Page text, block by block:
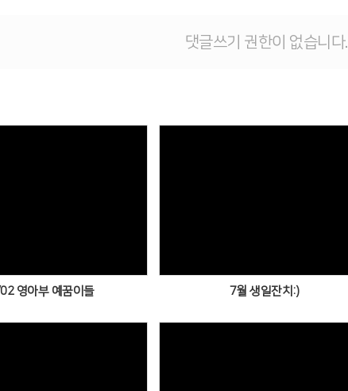
댓글쓰기 권한이 없습니다.
영아부 예꿈이들 7월 생일잔치:)